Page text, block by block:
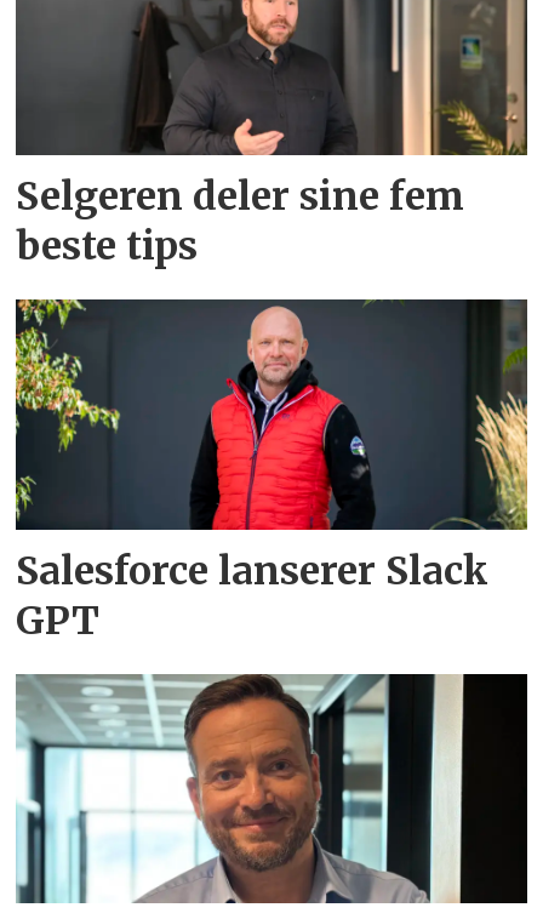
Selgeren deler sine fem
beste tips
Salesforce lanserer Slack
GPT